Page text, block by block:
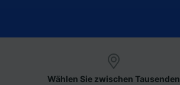
Wählen Sie zwischen Tausenden